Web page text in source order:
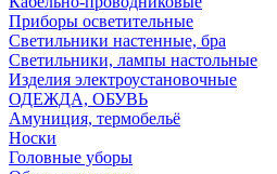
Приборы осветительные
Светильники настенные, бра
Светильники, лампы настольные
Изделия электроустановочные
ОДЕЖДА, ОБУВЬ
Амуниция, термобельё
Носки
Головные уборы